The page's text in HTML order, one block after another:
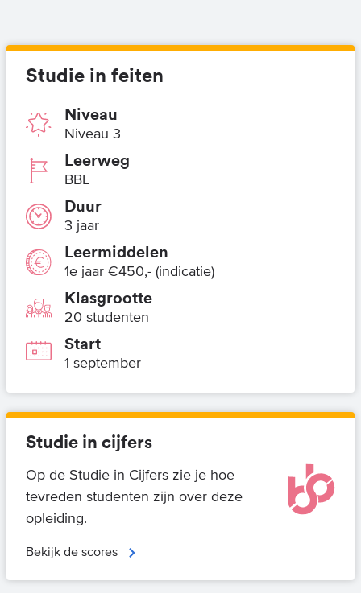
Studie in feiten
Niveau
Niveau 3
Leerweg
BBL
Duur
3 jaar
Leermiddelen
1e jaar €450,- (indicatie)
Klasgrootte
20 studenten
Start
1 september
Studie in cijfers
Op de Studie in Cijfers zie je hoe
tevreden studenten zijn over deze
opleiding.
Bekijk de scores